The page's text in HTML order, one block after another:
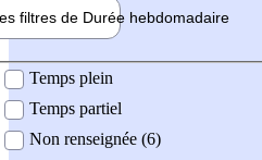
filtres de Durée hebdomadaire
Temps plein
Temps partiel
Non renseignée (6)